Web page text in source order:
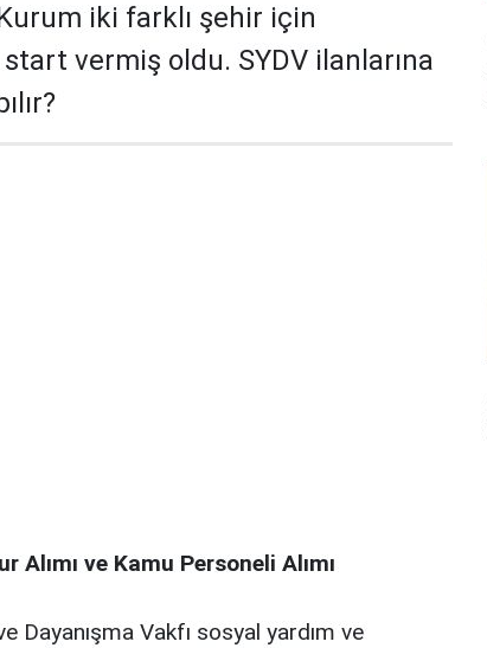
iki farklı şehir için
start vermiş oldu. SYDV ilanlarına
Alımı ve Kamu Personeli Alımı
Dayanışma Vakfı sosyal yardım ve